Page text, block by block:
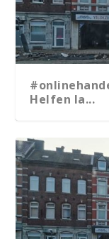
Helfen la...